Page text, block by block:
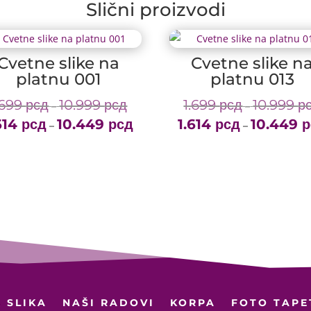
Slični proizvodi
slike na
platnu 001
рсд – 10.999рсдPrice
range:
рсд – 10.449 рсд
Cvetne slike na
platnu 013
1.699рсд – 10.999
1.614 рсд – 10.449
SLIKA NAŠI RADOVI KORPA FOTO